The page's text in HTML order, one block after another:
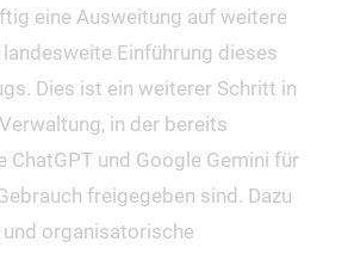
eine Ausweitung auf weitere
Einführung dieses
Dies ist ein weiterer Schritt in
in der bereits
ChatGPT und Google Gemini für
freigegeben sind. Dazu
organisatorische